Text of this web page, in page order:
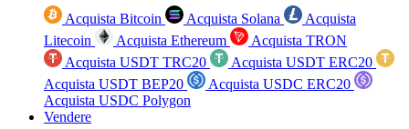
Acquista Bitcoin Acquista Solana
Acquista
Litecoin
Acquista Ethereum
Acquista TRON
Acquista USDT TRC20
Acquista USDT ERC20
Acquista USDT BEP20
Acquista USDC ERC20
Acquista USDC Polygon
Vendere